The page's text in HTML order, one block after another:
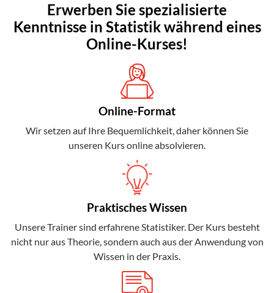
Erwerben Sie spezialisierte
Kenntnisse in Statistik während eines
Online-Kurses!
Online-Format
Wir setzen auf Ihre Bequemlichkeit, daher können Sie
unseren Kurs online absolvieren.
Praktisches Wissen
Unsere Trainer sind erfahrene Statistiker. Der Kurs besteht
nicht nur aus Theorie, sondern auch aus der Anwendung von
Wissen in der Praxis.